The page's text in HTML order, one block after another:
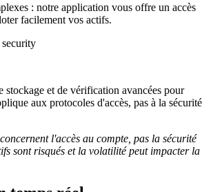
: notre application vous offre un accès
facilement vos actifs.
stockage et de vérification avancées pour
aux protocoles d'accès, pas à la sécurité
l'accès au compte, pas la sécurité
sont risqués et la volatilité peut impacter la